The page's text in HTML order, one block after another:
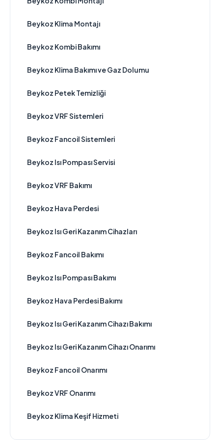
Beykoz Klima Montajı
Beykoz Kombi Bakımı
Beykoz Klima Bakımı ve Gaz Dolumu
Beykoz Petek Temizliği
Beykoz VRF Sistemleri
Beykoz Fancoil Sistemleri
Beykoz Isı Pompası Servisi
Beykoz VRF Bakımı
Beykoz Hava Perdesi
Beykoz Isı Geri Kazanım Cihazları
Beykoz Fancoil Bakımı
Beykoz Isı Pompası Bakımı
Beykoz Hava Perdesi Bakımı
Beykoz Isı Geri Kazanım Cihazı Bakımı
Beykoz Isı Geri Kazanım Cihazı Onarımı
Beykoz Fancoil Onarımı
Beykoz VRF Onarımı
Beykoz Klima Keşif Hizmeti